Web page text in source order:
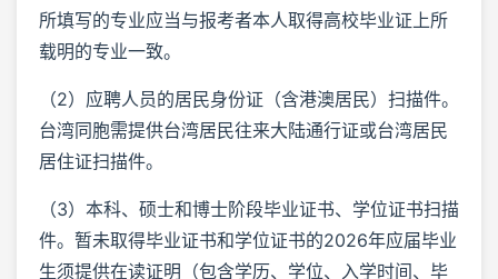
所填写的专业应当与报考者本人取得高校毕业证上所
载明的专业一致。
（2）应聘人员的居民身份证（含港澳居民）扫描件。
台湾同胞需提供台湾居民往来大陆通行证或台湾居民
居住证扫描件。
（3）本科、硕士和博士阶段毕业证书、学位证书扫描
件。暂未取得毕业证书和学位证书的2026年应届毕业
生须提供在读证明（包含学历、学位、入学时间、毕